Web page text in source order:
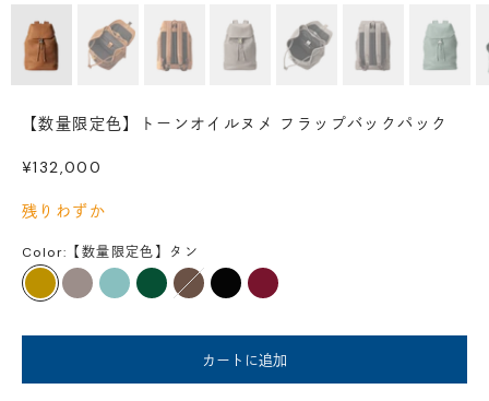
【数量限定色】トーンオイルヌメ フラップバックパック
セール価格
¥132,000
残りわずか
Color: 【数量限定色】タン
タン シェードウォームグレー
アクアグリーン
ダークグリーン
ミディアムブラウン
ブラックダークレッド
カートに追加